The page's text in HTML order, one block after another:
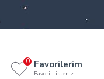
Favorilerim
Favori Listeniz
0